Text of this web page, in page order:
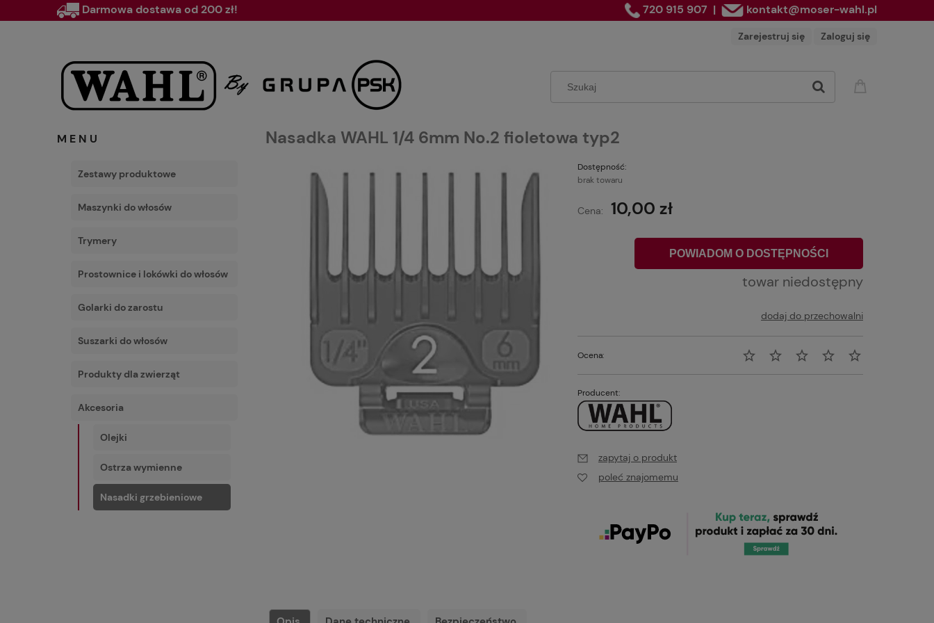
Darmowa dostawa od 200 zł! 720 915 907 | kontakt@moser-wahl.pl
Zarejestruj się Zaloguj się
MENU
Zestawy produktowe
Maszynki do włosów
Trymery
Prostownice i lokówki do włosów
Golarki do zarostu
Suszarki do włosów
Produkty dla zwierząt
Akcesoria
Olejki
Ostrza wymienne
Nasadki grzebieniowe
Nasadka WAHL 1/4 6mm No.2 fioletowa typ2
Dostępność:
brak towaru
Cena: 10,00 zł
POWIADOM O DOSTĘPNOŚCI
towar niedostępny
dodaj do przechowalni
Ocena:
Producent:
zapytaj o produkt
poleć znajomemu